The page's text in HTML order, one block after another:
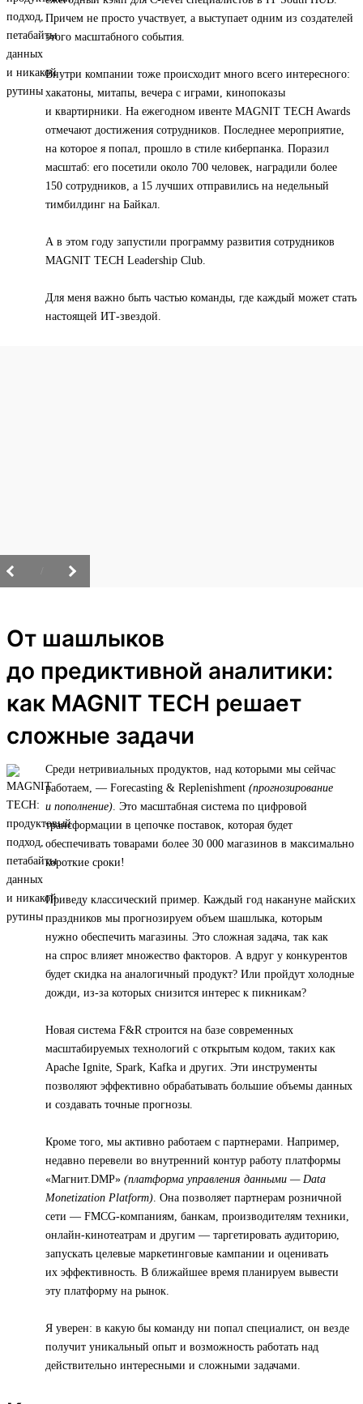
Причем не просто участвует, а выступает одним из создателей
этого масштабного события.
Внутри компании тоже происходит много всего интересного:
хакатоны, митапы, вечера с играми, кинопоказы
и квартирники. На ежегодном ивенте MAGNIT TECH Awards
отмечают достижения сотрудников. Последнее мероприятие,
на которое я попал, прошло в стиле киберпанка. Поразил
масштаб: его посетили около 700 человек, наградили более
150 сотрудников, а 15 лучших отправились на недельный
тимбилдинг на Байкал.
А в этом году запустили программу развития сотрудников
MAGNIT TECH Leadership Club.
Для меня важно быть частью команды, где каждый может стать
настоящей ИТ-звездой.
От шашлыков
до предиктивной аналитики:
как MAGNIT TECH решает
сложные задачи
Среди нетривиальных продуктов, над которыми мы сейчас
работаем, — Forecasting & Replenishment (прогнозирование
и пополнение). Это масштабная система по цифровой
трансформации в цепочке поставок, которая будет
обеспечивать товарами более 30 000 магазинов в максимально
короткие сроки!
Приведу классический пример. Каждый год накануне майских
праздников мы прогнозируем объем шашлыка, которым
нужно обеспечить магазины. Это сложная задача, так как
на спрос влияет множество факторов. А вдруг у конкурентов
будет скидка на аналогичный продукт? Или пройдут холодные
дожди, из-за которых снизится интерес к пикникам?
Новая система F&R строится на базе современных
масштабируемых технологий с открытым кодом, таких как
Apache Ignite, Spark, Kafka и других. Эти инструменты
позволяют эффективно обрабатывать большие объемы данных
и создавать точные прогнозы.
Кроме того, мы активно работаем с партнерами. Например,
недавно перевели во внутренний контур работу платформы
«Магнит.DMP» (платформа управления данными — Data
Monetization Platform). Она позволяет партнерам розничной
сети — FMCG-компаниям, банкам, производителям техники,
онлайн-кинотеатрам и другим — таргетировать аудиторию,
запускать целевые маркетинговые кампании и оценивать
их эффективность. В ближайшее время планируем вывести
эту платформу на рынок.
Я уверен: в какую бы команду ни попал специалист, он везде
получит уникальный опыт и возможность работать над
действительно интересными и сложными задачами.